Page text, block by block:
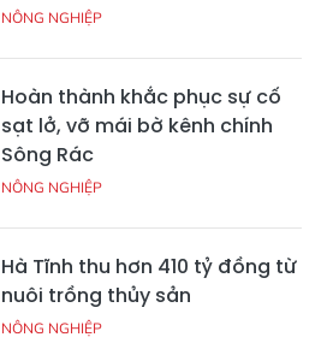
NÔNG NGHIỆP
Hoàn thành khắc phục sự cố
sạt lở, vỡ mái bờ kênh chính
Sông Rác
NÔNG NGHIỆP
Hà Tĩnh thu hơn 410 tỷ đồng từ
nuôi trồng thủy sản
NÔNG NGHIỆP